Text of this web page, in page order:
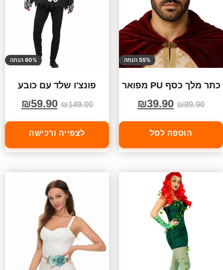
55% הנחה
כתר מלך כסף PU מפואר
₪89.90
₪39.90
הוספה לסל
60% הנחה
פונצ'ו שלד עם כובע
₪149.00
₪59.90
לצפייה ורכישה